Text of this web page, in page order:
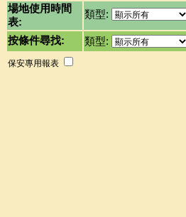
場地使用時間
表:
類型:
按條件尋找: 類型:
保安專用報表